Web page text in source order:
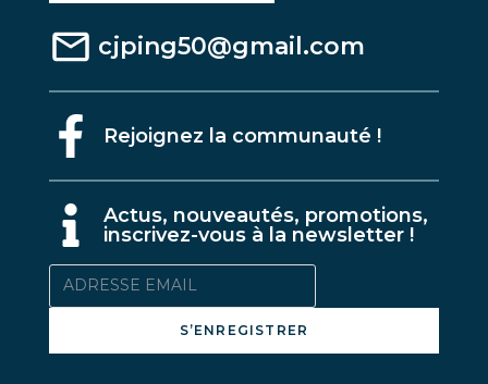
cjping50@gmail.com
Rejoignez la communauté !
Actus, nouveautés, promotions,
inscrivez-vous à la newsletter !
S’ENREGISTRER